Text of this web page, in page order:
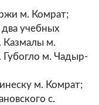
м. Комрат;
учебных
Казмалы м.
м. Чадыр-
м. Комрат;
с.